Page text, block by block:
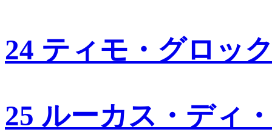
24 ティモ・グロッ
25 ルーカス・ディ